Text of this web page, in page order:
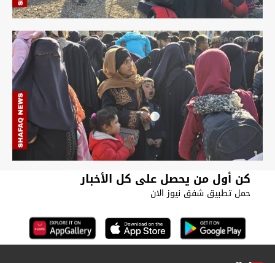
كن أول من يحصل على كل الأخبار
حمل تطبيق شفق نيوز الان